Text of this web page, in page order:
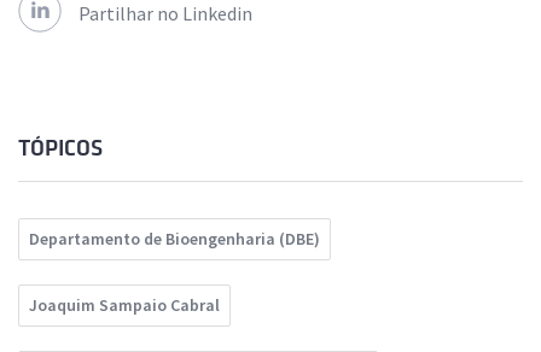
Partilhar no Linkedin
TÓPICOS
Departamento de Bioengenharia (DBE)
Joaquim Sampaio Cabral